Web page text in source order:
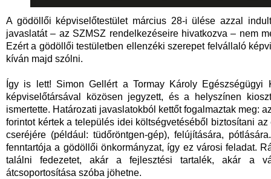
A gödöllői képviselőtestület március 28-i ülése azzal
javaslatát – az SZMSZ rendelkezéseire hivatkozva – nem
Ezért a gödöllői testületben ellenzéki szerepet felvállaló
kíván majd szólni.
Így is lett! Simon Gellért a Tormay Károly Egészségügyi
képviselőtársával közösen jegyzett, és a helyszínen
ismertette. Határozati javaslatokból kettőt fogalmaztak meg:
forintot kértek a település idei költségvetéséből biztosítani
cseréjére (például: tüdőröntgen-gép), felújítására,
fenntartója a gödöllői önkormányzat, így ez városi feladat.
találni fedezetet, akár a fejlesztési tartalék, akár a
átcsoportosítása szóba jöhetne.